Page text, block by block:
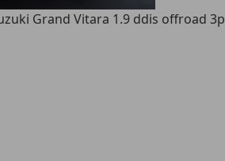
Grand Vitara 1.9 ddis offroad 3p